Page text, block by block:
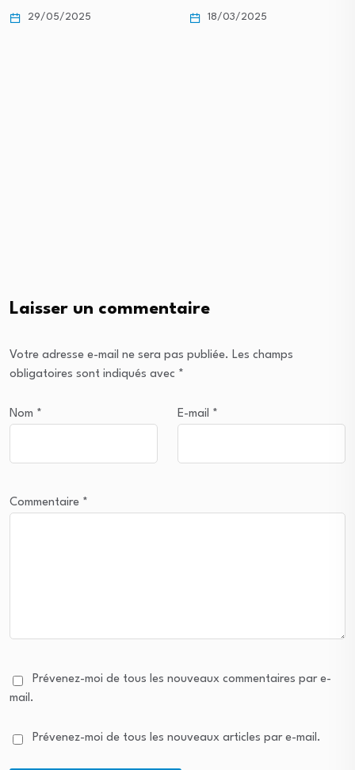
18/03/2025
de Candace…
Laisser un commentaire
Votre adresse e-mail ne sera pas publiée. Les champs
obligatoires sont indiqués avec *
Nom * E-mail *
Commentaire *
Prévenez-moi de tous les nouveaux commentaires par e-
mail.
Prévenez-moi de tous les nouveaux articles par e-mail.